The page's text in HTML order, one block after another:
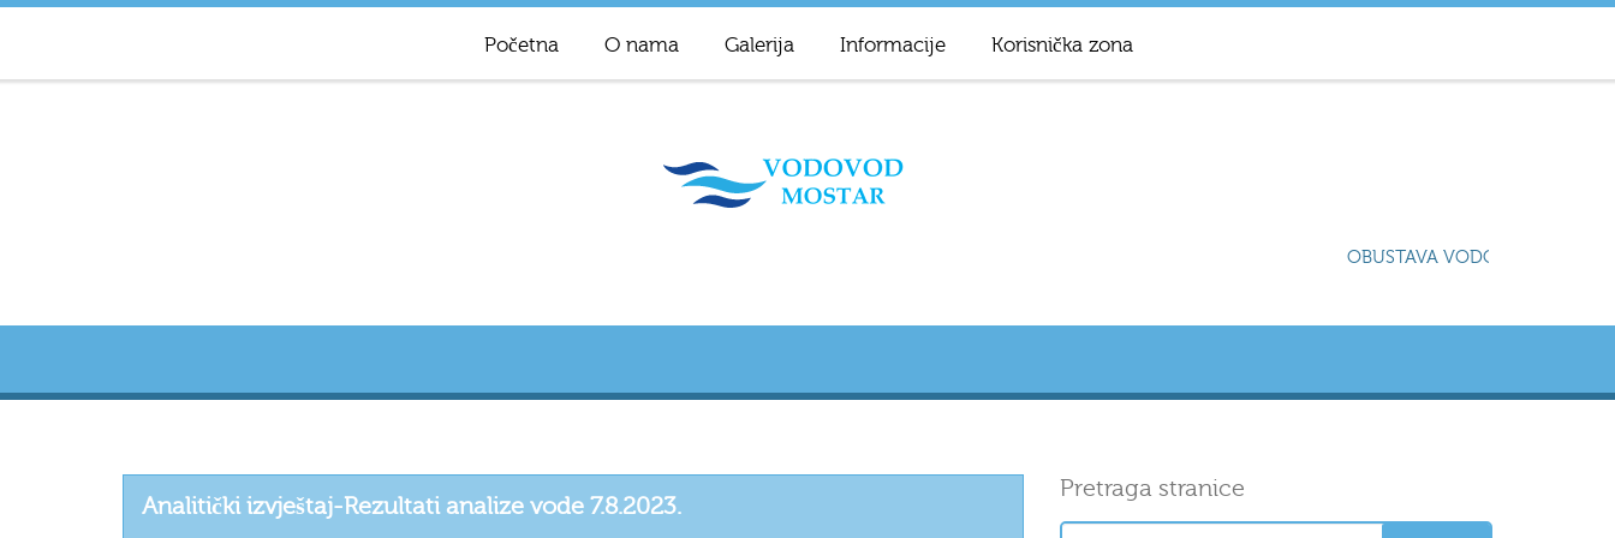
Početna O nama Galerija Informacije Korisnička zona
OBUSTAVA
Analitički izvještaj-Rezultati analize vode 7.8.2023.
Pretraga stranice